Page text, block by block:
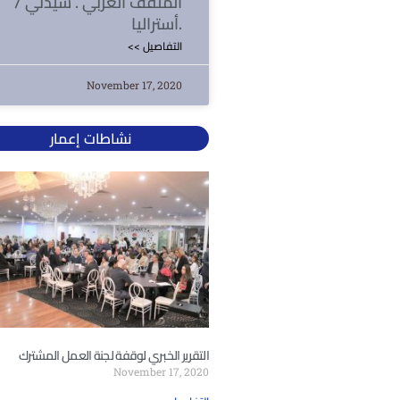
أستراليا.
<< التفاصيل
November 17, 2020
نشاطات إعمار
التقرير الخبري لوقفة لجنة العمل المشترك
November 17, 2020